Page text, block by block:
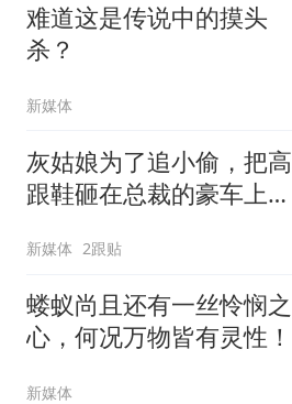
难道这是传说中的摸头
杀？
新媒体
灰姑娘为了追小偷，把高
跟鞋砸在总裁的豪车上，
新媒体 2跟贴
蝼蚁尚且还有一丝怜悯之
心，何况万物皆有灵性！
新媒体